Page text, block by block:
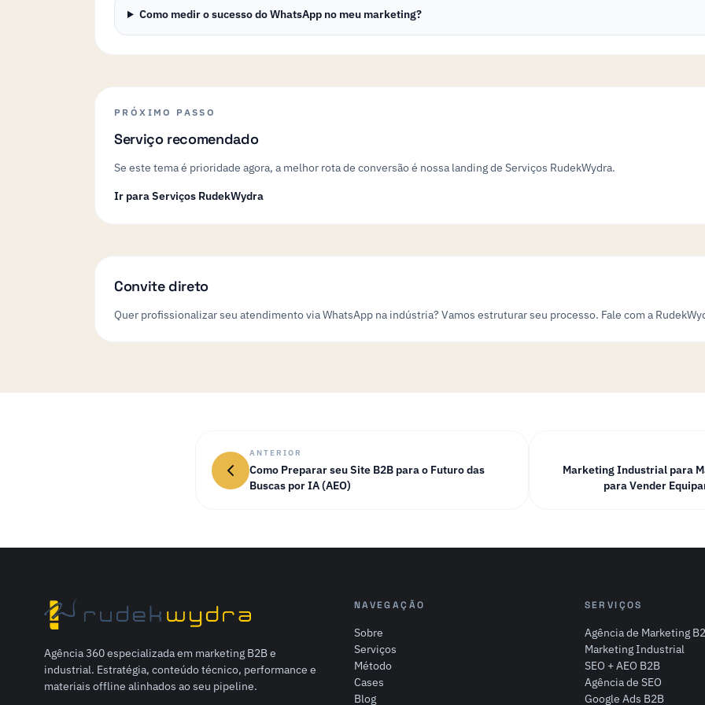
Como medir o sucesso do WhatsApp no meu marketing?
PRÓXIMO PASSO
Serviço recomendado
Se este tema é prioridade agora, a melhor rota de conversão é nossa landing de Serviços RudekWydra.
Ir para Serviços RudekWydra
Convite direto
Quer profissionalizar seu atendimento via WhatsApp na indústria? Vamos estruturar seu processo. Fale com a
ANTERIOR
Como Preparar seu Site B2B para o Futuro das
Buscas por IA (AEO)
Marketing Industrial para
para Vender
Agência 360 especializada em marketing B2B e
industrial. Estratégia, conteúdo técnico, performance e
materiais offline alinhados ao seu pipeline.
NAVEGAÇÃO
Sobre
Serviços
Método
Cases
Blog
SERVIÇOS
Agência de Marketing
Marketing Industrial
SEO + AEO B2B
Agência de SEO
Google Ads B2B